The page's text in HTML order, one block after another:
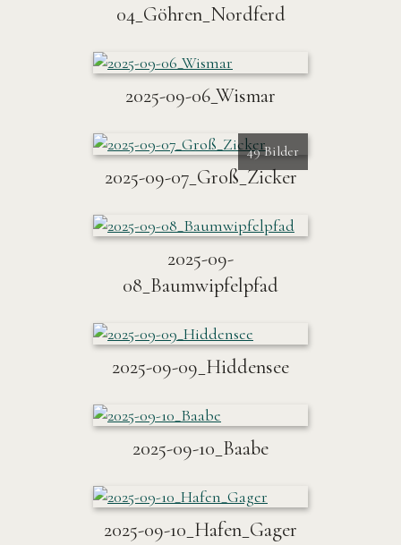
04_Göhren_Nordferd
2025-09-06_Wismar
49 Bilder
2025-09-07_Groß_Zicker
2025-09-
08_Baumwipfelpfad
2025-09-09_Hiddensee
2025-09-10_Baabe
2025-09-10_Hafen_Gager